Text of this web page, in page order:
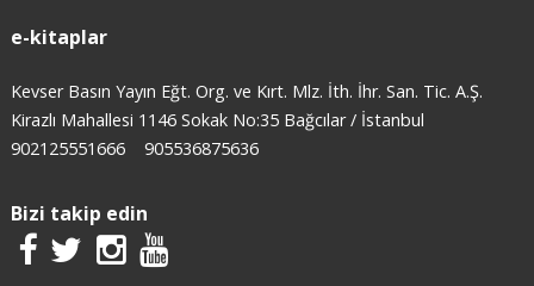
e-kitaplar
Kevser Basın Yayın Eğt. Org. ve Kırt. Mlz. İth. İhr. San. Tic. A.Ş.
Kirazlı Mahallesi 1146 Sokak No:35 Bağcılar / İstanbul
902125551666
905536875636
Bizi takip edin